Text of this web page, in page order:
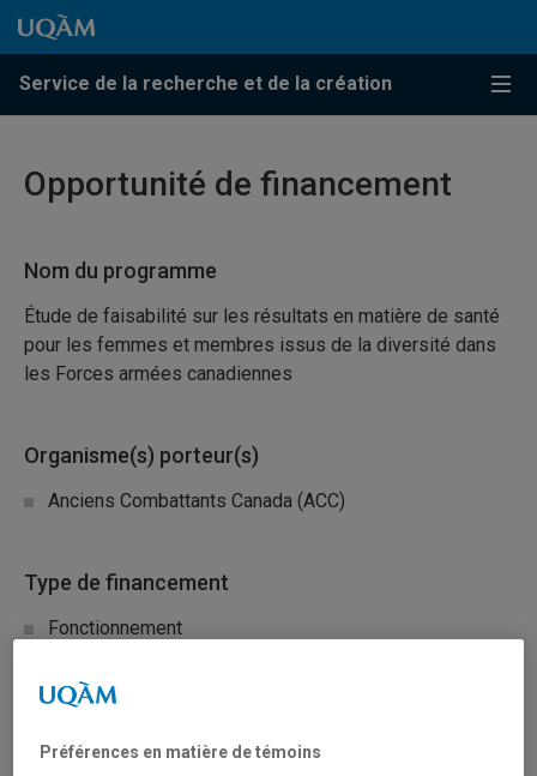
Passer au contenu
Accéder au menu principal
Accéder à la recherche
Passer au contenu
Accéder au menu principal
Service de la recherche et de la création
Menu
Opportunité de financement
Nom du programme
Étude de faisabilité sur les résultats en matière de santé
pour les femmes et membres issus de la diversité dans
les Forces armées canadiennes
Organisme(s) porteur(s)
Anciens Combattants Canada (ACC)
Type de financement
Fonctionnement
Secteur(s)
Sciences humaines et sociales
Préférences en matière de témoins